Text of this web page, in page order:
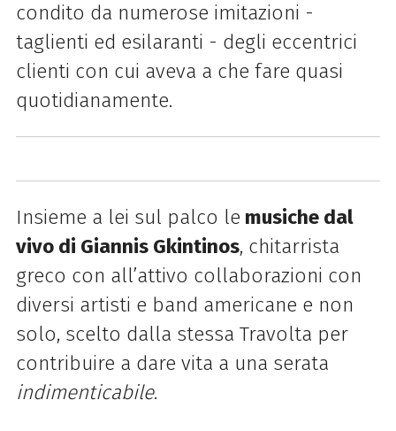
condito da numerose imitazioni -
taglienti ed esilaranti - degli eccentrici
clienti con cui aveva a che fare quasi
quotidianamente.
Insieme a lei sul palco le musiche dal
vivo di Giannis Gkintinos, chitarrista
greco con all’attivo collaborazioni con
diversi artisti e band americane e non
solo, scelto dalla stessa Travolta per
contribuire a dare vita a una serata
indimenticabile.